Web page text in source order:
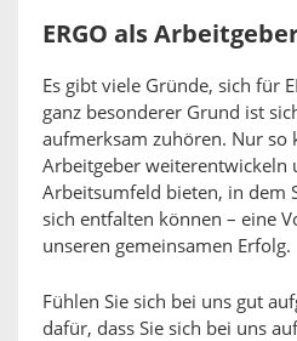
ERGO als
Es gibt viele Gründe, sich für
ganz besonderer Grund ist
aufmerksam zuhören. Nur so
Arbeitgeber weiterentwickeln
Arbeitsumfeld bieten, in dem
sich entfalten können – eine
unseren gemeinsamen Erfolg.
Fühlen Sie sich bei uns gut
dafür, dass Sie sich bei uns